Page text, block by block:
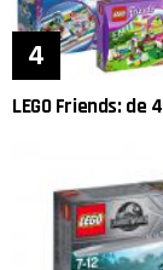
LEGO Friends: